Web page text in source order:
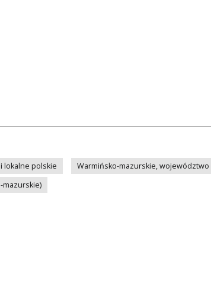
lokalne polskie
Warmińsko-mazurskie, województwo
mazurskie)